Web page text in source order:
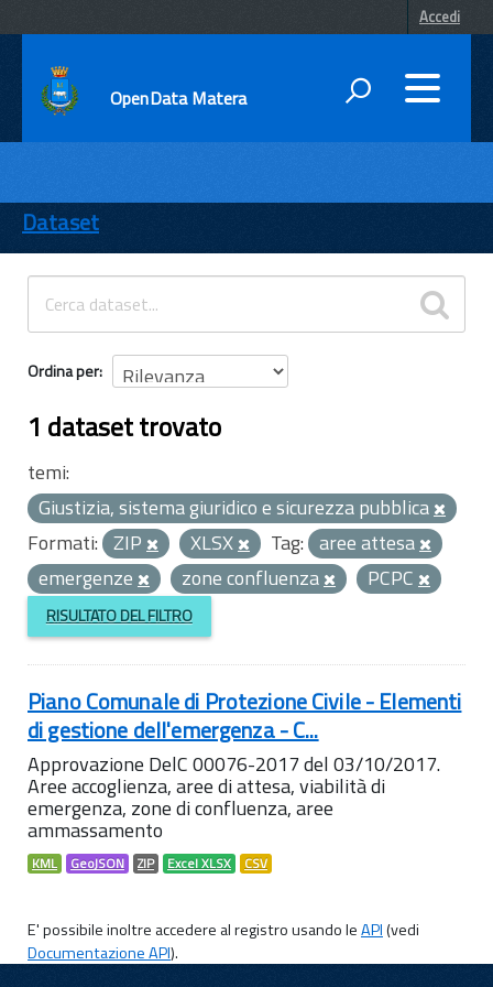
Accedi
OpenData Matera
ENTI
TEMI
INFORMAZIONI
Dataset
Ordina per
1 dataset trovato
temi:
Giustizia, sistema giuridico e sicurezza pubblica
Formati: ZIP XLSX Tag: aree attesa
emergenze
zone confluenza PCPC
RISULTATO DEL FILTRO
Piano Comunale di Protezione Civile - Elementi
di gestione dell'emergenza - C...
Approvazione DelC 00076-2017 del 03/10/2017.
Aree accoglienza, aree di attesa, viabilità di
emergenza, zone di confluenza, aree
ammassamento
KML GeoJSON ZIP Excel XLSX CSV
E' possibile inoltre accedere al registro usando leAPI(vedi
Documentazione API).